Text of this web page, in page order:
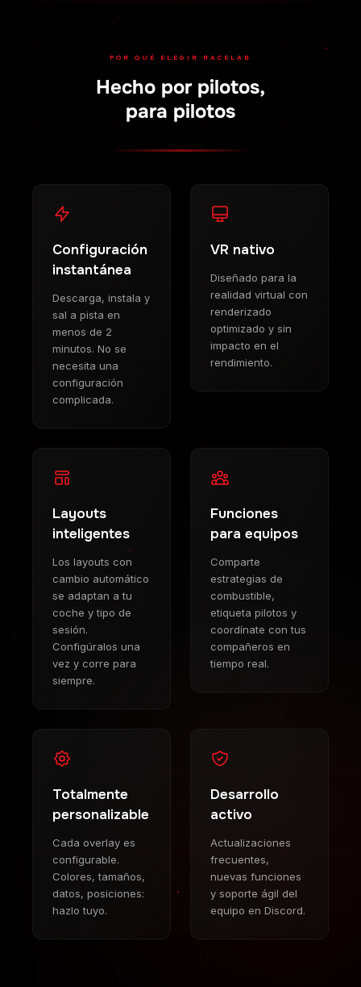
POR QUÉ ELEGIR RACELAB
Hecho por pilotos,
para pilotos
Configuración
instantánea
Descarga, instala y
sal a pista en
menos de 2
minutos. No se
necesita una
configuración
complicada.
VR nativo
Diseñado para la
realidad virtual con
renderizado
optimizado y sin
impacto en el
rendimiento.
Layouts
inteligentes
Los layouts con
cambio automático
se adaptan a tu
coche y tipo de
sesión.
Configúralos una
vez y corre para
siempre.
Funciones
para equipos
Comparte
estrategias de
combustible,
etiqueta pilotos y
coordínate con tus
compañeros en
tiempo real.
Totalmente
personalizable
Cada overlay es
configurable.
Colores, tamaños,
datos, posiciones:
hazlo tuyo.
Desarrollo
activo
Actualizaciones
frecuentes,
nuevas funciones
y soporte ágil del
equipo en Discord.